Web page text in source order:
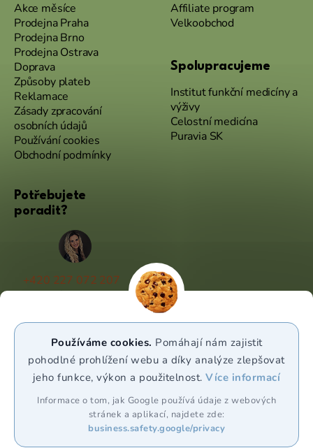
Používáme cookies. Pomáhají nám zajistit
pohodlné prohlížení webu a díky analýze zlepšovat
jeho funkce, výkon a použitelnost.Více informací
Informace o tom, jak Google používá údaje z webových
stránek a aplikací, najdete zde:
business.safety.google/privacy
Akce měsíce
Prodejna Praha
Prodejna Brno
Prodejna Ostrava
Doprava
Způsoby plateb
Reklamace
Zásady zpracování
osobních údajů
Používání cookies
Obchodní podmínky
Affiliate program
Velkoobchod
Spolupracujeme
Institut funkční medicíny a
výživy
Celostní medicína
Puravia SK
Potřebujete
poradit?
+420 227 072 207
(Po - Pá 9:00 - 17:00)
WhatsApp